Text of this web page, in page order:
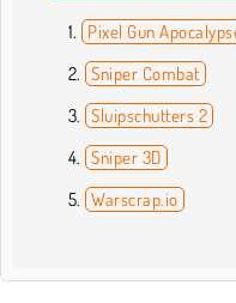
Pixel Gun
Sniper Combat
Sluipschutters 2
Sniper 3D
Warscrap.io